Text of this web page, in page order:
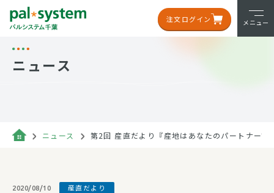
注文ログイン メニュー
ニュース
ニュース 第2回 産直だより『産地はあなたのパートナーで
2020/08/10 産直だより